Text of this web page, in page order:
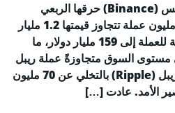
نقاط رئيسية أتمت عملة بينانس (Binance) حرقها الربعي
الثالث والثلاثين بتدمير 1.44 مليون عملة تتجاوز قيمتها 1.2 مليار
دولار. ارتفعت القيمة السوقية للعملة إلى 159 مليار دولار، ما
مستوى السوق متجاوزةً عملة ريبل
(Ripple). قام حيتان عملة ريبل (Ripple) بالتخلي عن 70 مليون
الأمد. عادت […]